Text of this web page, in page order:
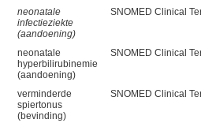
neonatale
infectieziekte
(aandoening)
SNOMED Clinical
neonatale
hyperbilirubinemie
(aandoening)
SNOMED Clinical
verminderde
spiertonus
(bevinding)
SNOMED Clinical